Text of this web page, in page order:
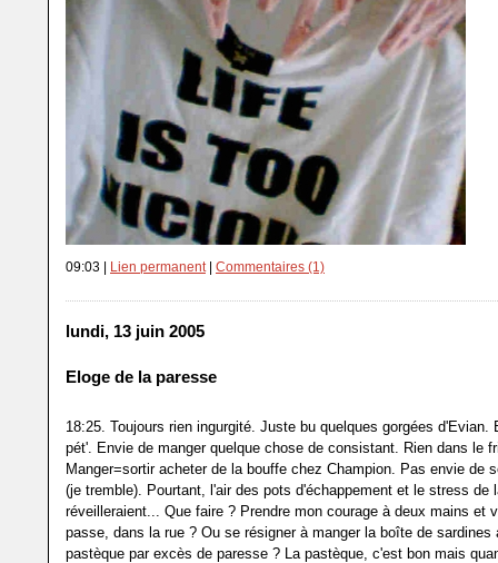
09:03 | Lien permanent | Commentaires (1)
lundi, 13 juin 2005
Eloge de la paresse
18:25. Toujours rien ingurgité. Juste bu quelques gorgées d'Evian.
pét'. Envie de manger quelque chose de consistant. Rien dans le
Manger=sortir acheter de la bouffe chez Champion. Pas envie de
(je tremble). Pourtant, l'air des pots d'échappement et le stress de
réveilleraient... Que faire ? Prendre mon courage à deux mains et
passe, dans la rue ? Ou se résigner à manger la boîte de sardines
pastèque par excès de paresse ? La pastèque, c'est bon mais